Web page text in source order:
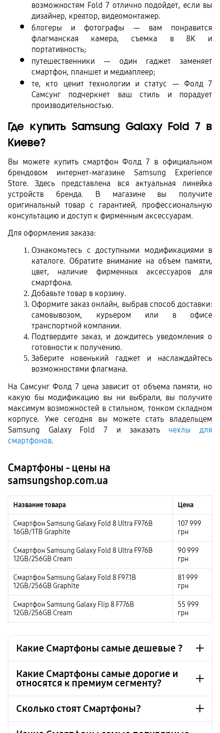
возможностям Fold 7 отлично подойдет, если вы
дизайнер, креатор, видеомонтажер.
блогеры и фотографы — вам понравится
флагманская камера, съемка в 8K и
портативность;
путешественники — один гаджет заменяет
смартфон, планшет и медиаплеер;
те, кто ценит технологии и статус — Фолд 7
Самсунг подчеркнет ваш стиль и порадует
производительностью.
Где купить Samsung Galaxy Fold 7 в
Киеве?
Вы можете купить смартфон Фолд 7 в официальном
брендовом интернет-магазине Samsung Experience
Store. Здесь представлена вся актуальная линейка
устройств бренда. В магазине вы получите
оригинальный товар с гарантией, профессиональную
консультацию и доступ к фирменным аксессуарам.
Для оформления заказа:
Ознакомьтесь с доступными модификациями в
каталоге. Обратите внимание на объем памяти,
цвет, наличие фирменных аксессуаров для
смартфона.
Добавьте товар в корзину.
Оформите заказ онлайн, выбрав способ доставки:
самовывозом, курьером или в офисе
транспортной компании.
Подтвердите заказ, и дождитесь уведомления о
готовности к получению.
Заберите новенький гаджет и наслаждайтесь
возможностями флагмана.
На Самсунг Фолд 7 цена зависит от объема памяти, но
какую бы модификацию вы ни выбрали, вы получите
максимум возможностей в стильном, тонком складном
корпусе. Уже сегодня вы можете стать владельцем
Samsung Galaxy Fold 7 и заказать чехлы для
смартфонов.
Смартфоны - цены на
samsungshop.com.ua
Название товара Цена
Смартфон Samsung Galaxy Fold 8 Ultra F976B
16GB/1TB Graphite
107 999
грн
Смартфон Samsung Galaxy Fold 8 Ultra F976B
12GB/256GB Cream
90 999
грн
Смартфон Samsung Galaxy Fold 8 F971B
12GB/256GB Graphite
81 999
грн
Смартфон Samsung Galaxy Flip 8 F776B
12GB/256GB Cream
55 999
грн
Какие Смартфоны самые дешевые ?
Смартфон Samsung Galaxy A17 LTE SM-A175 128GB
8 999 грн
Смартфон Samsung Galaxy A17 LTE SM-A175 128GB
Gray
8 999 грн
Какие Смартфоны самые дорогие и
относятся к премиум сегменту?
Сколько стоят Смартфоны?